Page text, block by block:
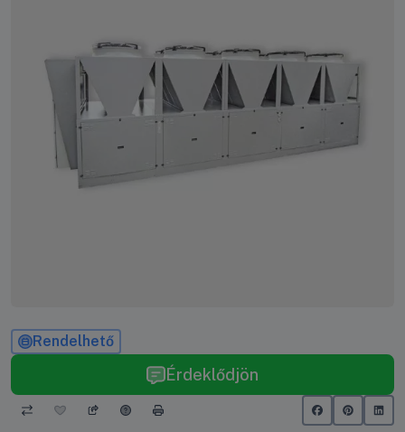
Rendelhető
Érdeklődjön